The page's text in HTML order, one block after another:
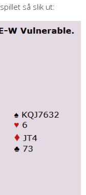
så slik ut: